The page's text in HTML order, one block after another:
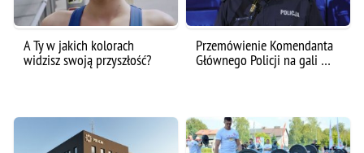
A Ty w jakich kolorach
widzisz swoją przyszłość?
Przemówienie Komendanta
Głównego Policji na gali …